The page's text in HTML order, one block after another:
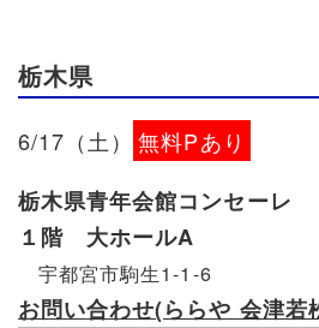
栃木県
6/17（土）
無料Pあり
栃木県青年会館コンセーレ
１階 大ホールA
宇都宮市駒生1-1-6
お問い合わせ(ららや 会津若